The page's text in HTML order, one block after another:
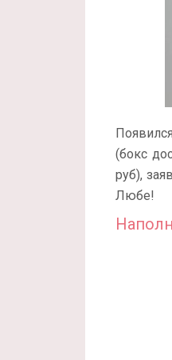
(бокс
руб),
Любе!